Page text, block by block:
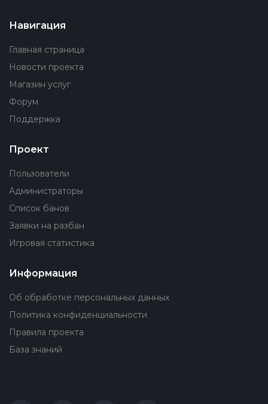
Навигация
Главная страница
Новости проекта
Магазин услуг
Форум
Поддержка
Проект
Пользователи
Администраторы
Список банов
Заявки на разбан
Игровая статистика
Информация
Об обработке персональных данных
Политика конфиденциальности
Правила проекта
База знаний